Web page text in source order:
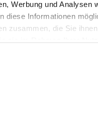
Werbung und Analysen
diese Informationen
zusammen, die Sie